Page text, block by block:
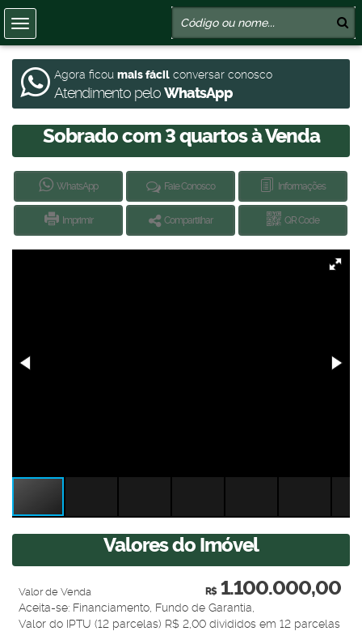
Agora ficou mais fácil conversar conosco
Atendimento peloWhatsApp
Sobrado com 3 quartos à Venda
WhatsApp Fale Conosco Informações
Imprimir Compartilhar QR Code
Valores do Imóvel
R$1.100.000,00
Valor de Venda
Aceita-se: Financiamento, Fundo de Garantia,
Valor do IPTU (12 parcelas) R$ 2,00 divididos em 12 parcelas